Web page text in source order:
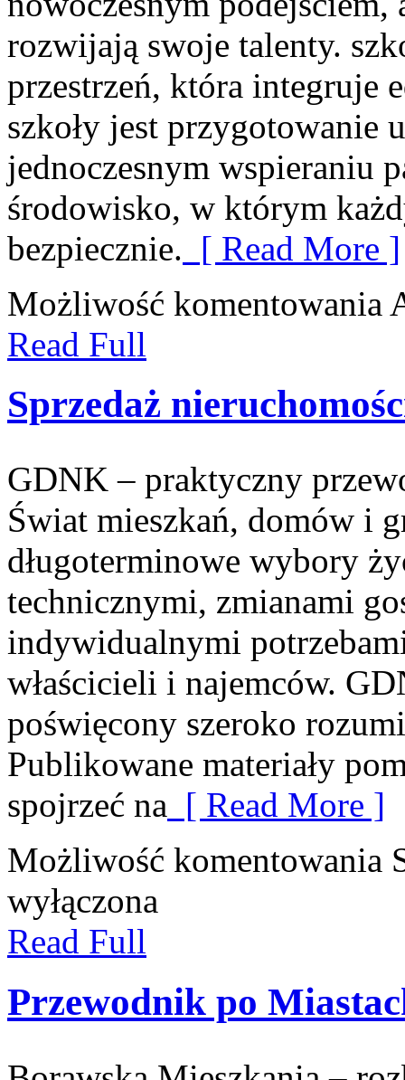
rozwijają swoje talenty.
przestrzeń, która integruje
szkoły jest przygotowanie
jednoczesnym wspieraniu
środowisko, w którym
bezpiecznie. [ Read More ]
Możliwość komentowania
Read Full
Sprzedaż
GDNK – praktyczny
Świat mieszkań, domów i
długoterminowe wybory
technicznymi, zmianami
indywidualnymi
właścicieli i najemców.
poświęcony szeroko
Publikowane materiały
spojrzeć na [ Read More ]
Możliwość komentowania
wyłączona
Read Full
Przewodnik po